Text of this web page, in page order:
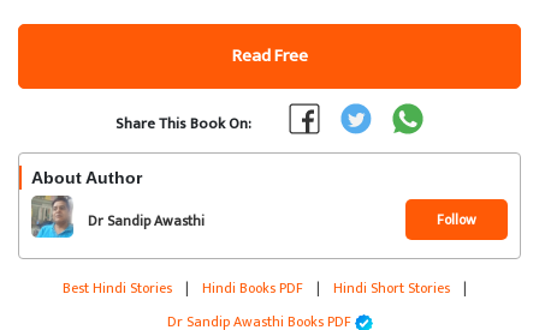
Read Free
Share This Book On:
About Author
Dr Sandip Awasthi Follow
Best Hindi Stories | Hindi Books PDF | Hindi Short Stories |
Dr Sandip Awasthi Books PDF